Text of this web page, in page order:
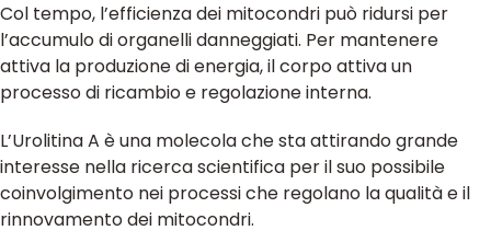
Col tempo, l’efficienza dei mitocondri può ridursi per
l’accumulo di organelli danneggiati. Per mantenere
attiva la produzione di energia, il corpo attiva un
processo di ricambio e regolazione interna.
L’Urolitina A è una molecola che sta attirando grande
interesse nella ricerca scientifica per il suo possibile
coinvolgimento nei processi che regolano la qualità e il
rinnovamento dei mitocondri.